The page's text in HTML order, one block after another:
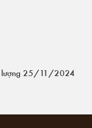
lượng 25/11/2024